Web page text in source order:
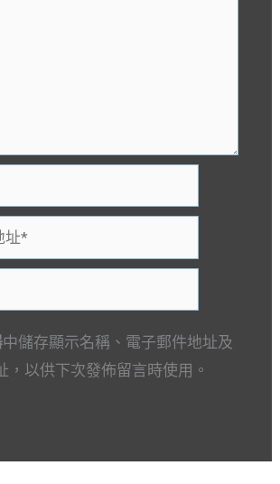
中儲存顯示名稱、電子郵件地址及
，以供下次發佈留言時使用。